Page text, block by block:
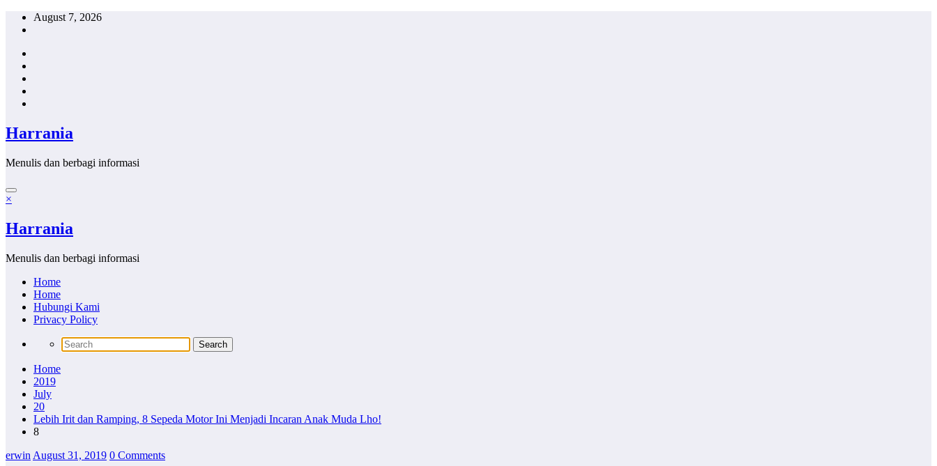
Skip
August 7, 2026
Harrania
Menulis dan berbagi informasi
×
Harrania
Menulis dan berbagi informasi
Home
Home
Hubungi Kami
Privacy Policy
Home
2019
July
20
Lebih Irit dan Ramping, 8 Sepeda Motor Ini Menjadi Incaran Anak Muda Lho!
8
erwin August 31, 2019 0 Comments